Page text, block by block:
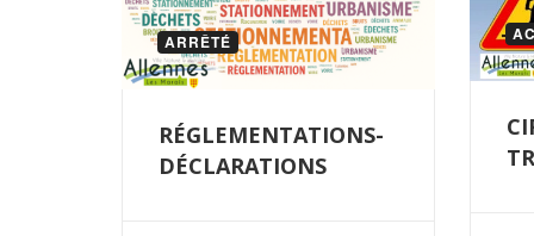
ARRÊTÉ
RÉGLEMENTATIONS-
DÉCLARATIONS